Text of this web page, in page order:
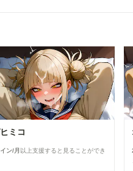
ミコ
ン/月 以上支援すると見ることができ